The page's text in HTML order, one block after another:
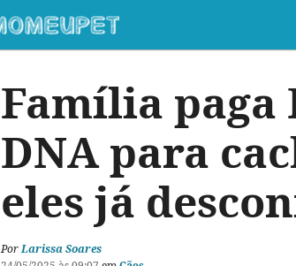
Família paga
DNA para
eles já
PorLarissa Soares